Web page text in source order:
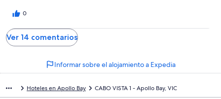
Apollo Bay
0
Ver 14 comentarios
Informar sobre el alojamiento a Expedia
Hoteles en Apollo Bay CABO VISTA 1 - Apollo Bay, VIC